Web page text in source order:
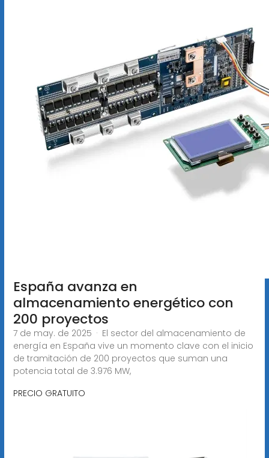
España avanza en
almacenamiento energético con
200 proyectos
7 de may. de 2025 · El sector del almacenamiento de
energía en España vive un momento clave con el inicio
de tramitación de 200 proyectos que suman una
potencia total de 3.976 MW,
PRECIO GRATUITO